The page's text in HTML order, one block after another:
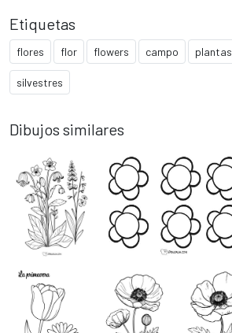
Etiquetas
flores flor flowers campo plantas
silvestres
Dibujos similares